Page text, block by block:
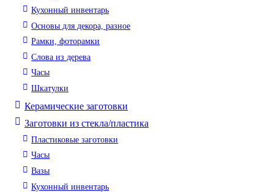
Кухонный инвентарь
Основы для декора, разное
Рамки, фоторамки
Слова из дерева
Часы
Шкатулки
Керамические заготовки
Заготовки из стекла/пластика
Пластиковые заготовки
Часы
Вазы
Кухонный инвентарь